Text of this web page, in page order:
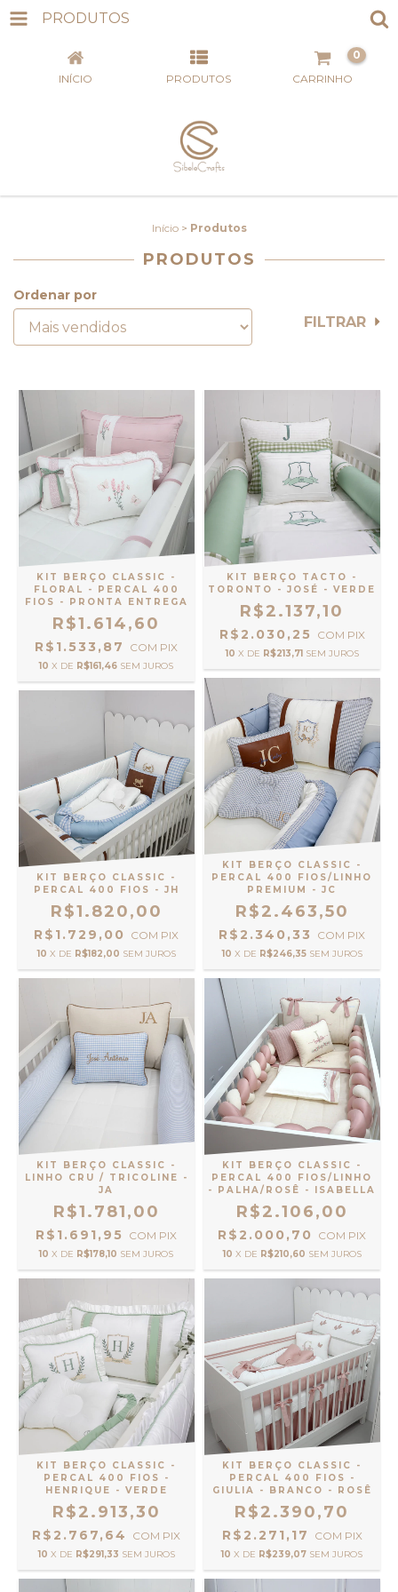
PRODUTOS
INÍCIO PRODUTOS CARRINHO
0
Início > Produtos
PRODUTOS
Ordenar por
FILTRAR
KIT BERÇO CLASSIC -
FLORAL - PERCAL 400
FIOS - PRONTA ENTREGA
R$1.614,60
R$1.533,87 COM PIX
10 X DE R$161,46 SEM JUROS
KIT BERÇO TACTO -
TORONTO - JOSÉ - VERDE
R$2.137,10
R$2.030,25 COM PIX
10 X DE R$213,71 SEM JUROS
KIT BERÇO CLASSIC -
PERCAL 400 FIOS - JH
R$1.820,00
R$1.729,00 COM PIX
10 X DE R$182,00 SEM JUROS
KIT BERÇO CLASSIC -
PERCAL 400 FIOS/LINHO
PREMIUM - JC
R$2.463,50
R$2.340,33 COM PIX
10 X DE R$246,35 SEM JUROS
KIT BERÇO CLASSIC -
LINHO CRU / TRICOLINE -
JA
R$1.781,00
R$1.691,95 COM PIX
10 X DE R$178,10 SEM JUROS
KIT BERÇO CLASSIC -
PERCAL 400 FIOS/LINHO
- PALHA/ROSÊ - ISABELLA
R$2.106,00
R$2.000,70 COM PIX
10 X DE R$210,60 SEM JUROS
KIT BERÇO CLASSIC -
PERCAL 400 FIOS -
HENRIQUE - VERDE
R$2.913,30
R$2.767,64 COM PIX
10 X DE R$291,33 SEM JUROS
KIT BERÇO CLASSIC -
PERCAL 400 FIOS -
GIULIA - BRANCO - ROSÊ
R$2.390,70
R$2.271,17 COM PIX
10 X DE R$239,07 SEM JUROS